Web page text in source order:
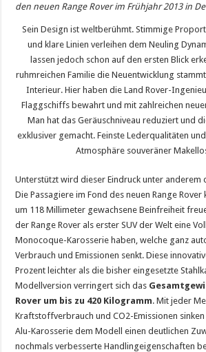
den neuen Range Rover im Frühjahr 2013 in
Sein Design ist weltberühmt. Stimmige
und klare Linien verleihen dem Neuling
lassen jedoch schon auf den ersten Blick
ruhmreichen Familie die Neuentwicklung
Interieur. Hier haben die Land Rover-
Flaggschiffs bewahrt und mit zahlreichen
Man hat das Geräuschniveau reduziert und
exklusiver gemacht. Feinste Lederqualitäten
Atmosphäre souveräner
Unterstützt wird dieser Eindruck unter anderem
Die Passagiere im Fond des neuen Range
um 118 Millimeter gewachsene Beinfreiheit
der Range Rover als erster SUV der Welt eine
Monocoque-Karosserie haben, welche ganz
Verbrauch und Emissionen senkt. Diese
Prozent leichter als die bisher eingesetzte
Modellversion verringert sich das
Rover um bis zu 420 Kilogramm. Mit jeder
Kraftstoffverbrauch und CO2-Emissionen
Alu-Karosserie dem Modell einen deutlichen
nochmals verbesserte Handlingeigenschaften